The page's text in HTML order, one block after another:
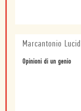
Marcantonio
Opinioni di un genio